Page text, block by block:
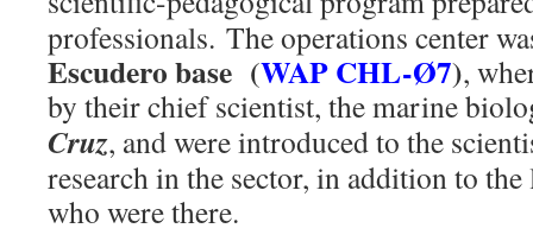
professionals. The operations center
Escudero base (WAP CHL-Ø7),
by their chief scientist, the marine
Cruz, and were introduced to the
research in the sector, in addition to
who were there.